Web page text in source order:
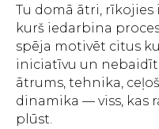
Tu domā ātri, rīkojies
kurš iedarbina
spēja motivēt citus
iniciatīvu un
ātrums, tehnika,
dinamika — viss, kas
plūst.